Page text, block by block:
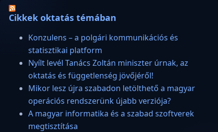
Cikkek oktatás témában
Konzulens – a polgári kommunikációs és
statisztikai platform
Nyílt levél Tanács Zoltán miniszter úrnak, az
oktatás és függetlenség jövőjéről!
Mikor lesz újra szabadon letölthető a magyar
operációs rendszerünk újabb verziója?
A magyar informatika és a szabad szoftverek
megtisztítása